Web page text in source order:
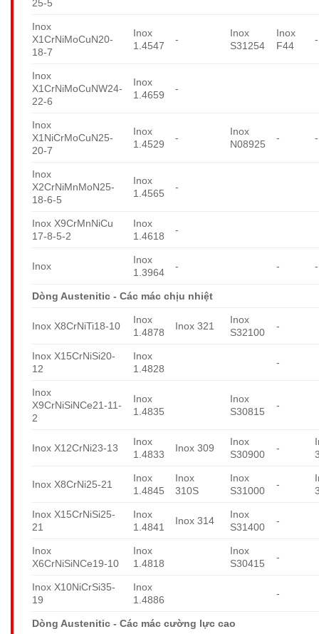
25-5
Inox
X1CrNiMoCuN20-
18-7
Inox
1.4547
-
Inox
S31254
Inox
F44
-
Inox
X1CrNiMoCuNW24-
22-6
Inox
1.4659
-
Inox
X1NiCrMoCuN25-
20-7
Inox
1.4529
-
Inox
N08925
- -
Inox
X2CrNiMnMoN25-
18-6-5
Inox
1.4565
-
Inox X9CrMnNiCu
17-8-5-2
Inox
1.4618
-
Inox
Inox
1.3964
- - -
Dòng Austenitic - Các mác chịu nhiệt
Inox X8CrNiTi18-10
Inox
1.4878
Inox 321
Inox
S32100
-
Inox X15CrNiSi20-
12
Inox
1.4828
-
Inox
X9CrNiSiNCe21-11-
2
Inox
1.4835
Inox
S30815
-
Inox X12CrNi23-13
Inox
1.4833
Inox 309
Inox
S30900
-
Inox X8CrNi25-21
Inox
1.4845
Inox
310S
Inox
S31000
-
Inox X15CrNiSi25-
21
Inox
1.4841
Inox 314
Inox
S31400
-
Inox
X6CrNiSiNCe19-10
Inox
1.4818
Inox
S30415
-
Inox X10NiCrSi35-
19
Inox
1.4886
-
Dòng Austenitic - Các mác cường lực cao